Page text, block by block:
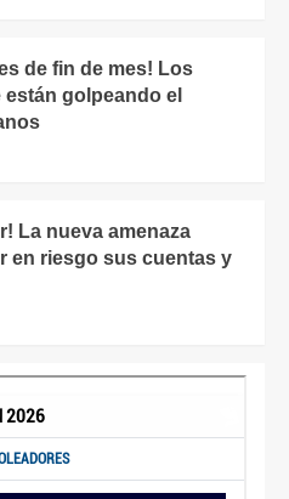
de fin de mes! Los
golpeando el
La nueva amenaza
en riesgo sus cuentas y